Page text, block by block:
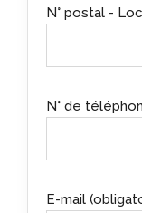
N° postal -
N° de
E-mail